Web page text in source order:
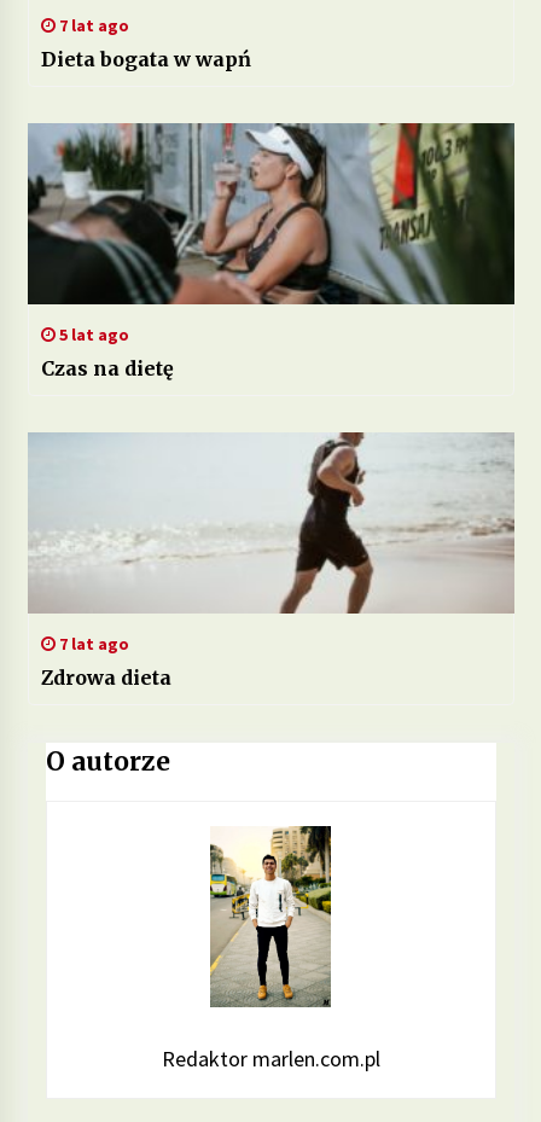
7 lat ago
Dieta bogata w wapń
5 lat ago
Czas na dietę
7 lat ago
Zdrowa dieta
O autorze
Redaktor marlen.com.pl